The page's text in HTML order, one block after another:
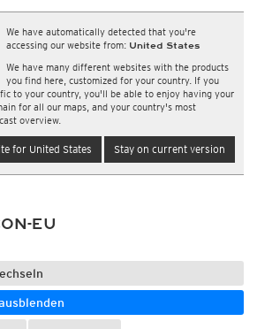
We have automatically detected that you're
accessing our website from: United States
We have many different websites with the products
you find here, customized for your country. If you
to your country, you'll be able to enjoy having your
for all our maps, and your country's most
overview.
for United States Stay on current version
EU